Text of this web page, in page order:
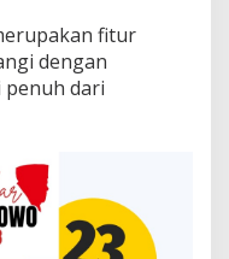
fitur
dengan
penuh dari